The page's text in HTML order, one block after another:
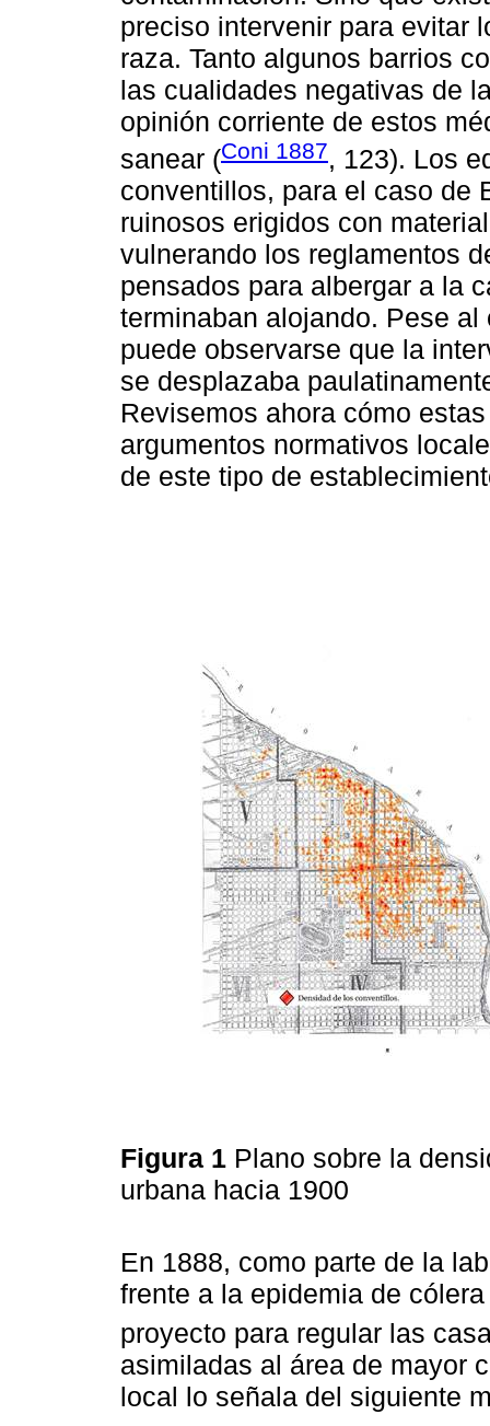
preciso intervenir para evitar
raza. Tanto algunos barrios
las cualidades negativas de
opinión corriente de estos
sanear (Coni 1887, 123). Los
conventillos, para el caso de
ruinosos erigidos con
vulnerando los reglamentos
pensados para albergar a la
terminaban alojando. Pese
puede observarse que la
se desplazaba
Revisemos ahora cómo
argumentos normativos
de este tipo de
Figura 1 Plano sobre la
urbana hacia 1900
En 1888, como parte de la
frente a la epidemia de
proyecto para regular las
asimiladas al área de mayor
local lo señala del siguiente